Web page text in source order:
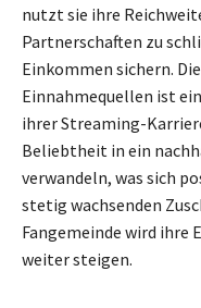
nutzt sie ihre
Partnerschaften zu
Einkommen sichern.
Einnahmequellen ist
ihrer Streaming-
Beliebtheit in ein
verwandeln, was sich
stetig wachsenden
Fangemeinde wird ihre
weiter steigen.